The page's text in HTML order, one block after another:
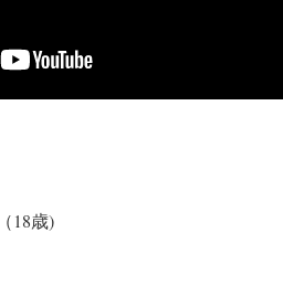
18歳)